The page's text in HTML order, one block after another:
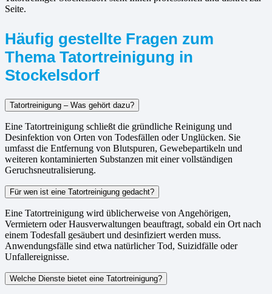
Seite.
Häufig gestellte Fragen zum
Thema Tatortreinigung in
Stockelsdorf
Tatortreinigung – Was gehört dazu?
Eine Tatortreinigung schließt die gründliche Reinigung und
Desinfektion von Orten von Todesfällen oder Unglücken. Sie
umfasst die Entfernung von Blutspuren, Gewebepartikeln und
weiteren kontaminierten Substanzen mit einer vollständigen
Geruchsneutralisierung.
Für wen ist eine Tatortreinigung gedacht?
Eine Tatortreinigung wird üblicherweise von Angehörigen,
Vermietern oder Hausverwaltungen beauftragt, sobald ein Ort nach
einem Todesfall gesäubert und desinfiziert werden muss.
Anwendungsfälle sind etwa natürlicher Tod, Suizidfälle oder
Unfallereignisse.
Welche Dienste bietet eine Tatortreinigung?